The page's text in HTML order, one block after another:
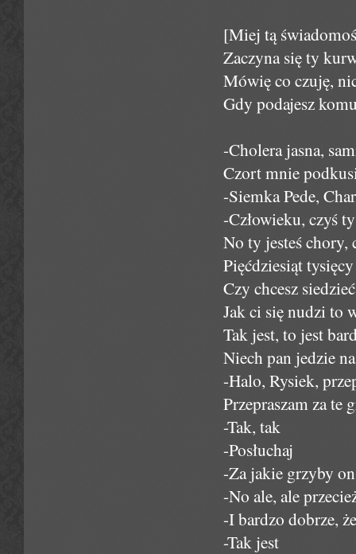
[Miej tą
Zaczyna się ty
Mówię co czuję,
Gdy podajesz
-Cholera jasna,
Czort mnie
-Siemka Pede,
-Człowieku, czyś
No ty jesteś chory,
Pięćdziesiąt
Czy chcesz
Jak ci się nudzi to
Tak jest, to jest
Niech pan jedzie
-Halo, Rysiek,
Przepraszam za te
-Tak, tak
-Posłuchaj
-Za jakie grzyby
-No ale, ale
-I bardzo dobrze,
-Tak jest